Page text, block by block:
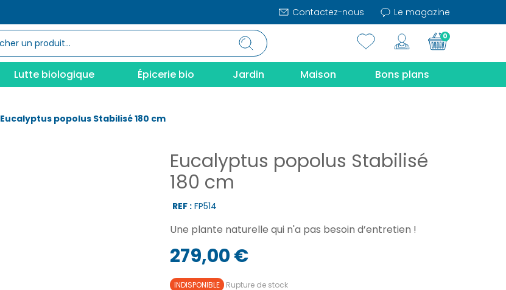
Contactez-nous Le magazine
0
Lutte biologique Épicerie bio Jardin Maison Bons plans
Eucalyptus popolus Stabilisé 180 cm
Eucalyptus popolus Stabilisé
180 cm
REF : FP514
Une plante naturelle qui n'a pas besoin d’entretien !
279,00 €
INDISPONIBLE Rupture de stock